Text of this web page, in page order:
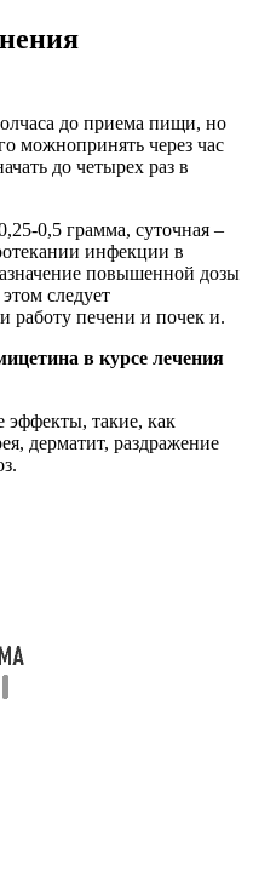
до приема пищи, но
можнопринять через час
до четырех раз в
0,5 грамма, суточная –
инфекции в
повышенной дозы
следует
работу печени и почек и.
в курсе лечения
такие, как
дерматит, раздражение